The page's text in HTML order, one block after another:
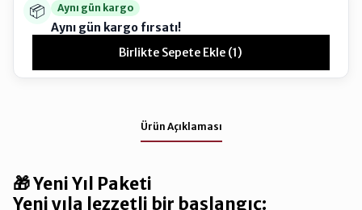
📦 Aynı gün kargo
Aynı gün kargo fırsatı!
Önümüzdeki 5 saat 30 dakika içinde siparişinizi
oluşturursanız, siparişiniz bugün kargoya teslim edilir.
Birlikte Sepete Ekle (1)
Ürün Açıklaması
🎁 Yeni Yıl Paketi
Yeni yıla lezzetli bir başlangıç: